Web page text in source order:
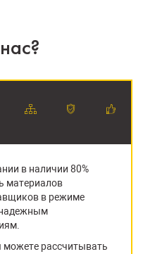
в наличии 80%
материалов
в режиме
рассчитывать